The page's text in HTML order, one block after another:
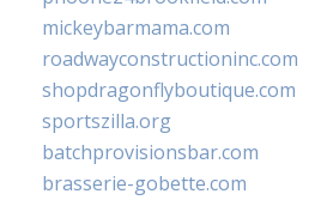
mickeybarmama.com
roadwayconstructioninc.com
shopdragonflyboutique.com
sportszilla.org
batchprovisionsbar.com
brasserie-gobette.com